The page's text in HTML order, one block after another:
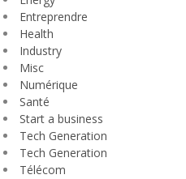
Entreprendre
Health
Industry
Misc
Numérique
Santé
Start a business
Tech Generation
Tech Generation
Télécom